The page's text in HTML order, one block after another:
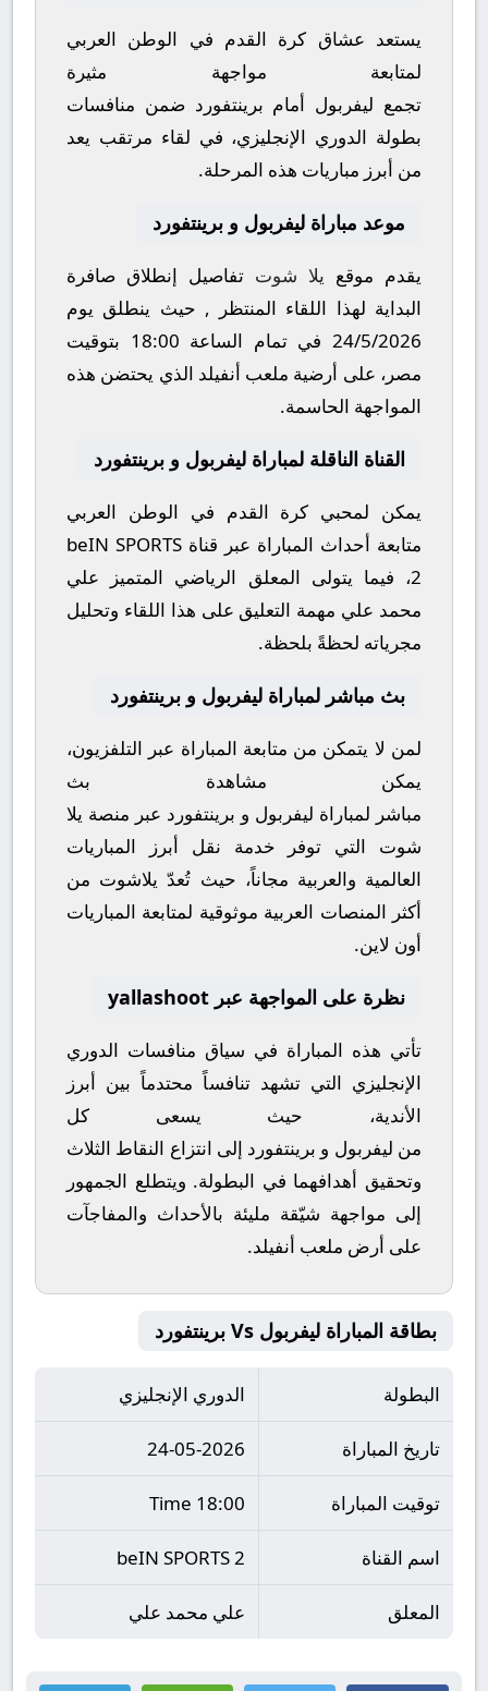
يستعد عشاق كرة القدم في الوطن العربي
لمتابعة مواجهة مثيرة
تجمع ليفربول أمام برينتفورد ضمن منافسات
بطولة الدوري الإنجليزي، في لقاء مرتقب يعد
من أبرز مباريات هذه المرحلة.
موعد مباراة ليفربول و برينتفورد
يقدم موقع يلا شوت تفاصيل إنطلاق صافرة
البداية لهذا اللقاء المنتظر , حيث ينطلق يوم
24/5/2026في تمام الساعة 18:00 بتوقيت
مصر، على أرضية ملعب أنفيلد الذي يحتضن هذه
المواجهة الحاسمة.
القناة الناقلة لمباراة ليفربول و برينتفورد
يمكن لمحبي كرة القدم في الوطن العربي
متابعة أحداث المباراة عبر قناة beIN SPORTS
2، فيما يتولى المعلق الرياضي المتميز علي
محمد علي مهمة التعليق على هذا اللقاء وتحليل
مجرياته لحظةً بلحظة.
بث مباشر لمباراة ليفربول و برينتفورد
لمن لا يتمكن من متابعة المباراة عبر التلفزيون،
يمكن مشاهدة بث
مباشر لمباراة ليفربول و برينتفورد عبر منصة يلا
شوت التي توفر خدمة نقل أبرز المباريات
العالمية والعربية مجاناً، حيث تُعدّ يلاشوت من
أكثر المنصات العربية موثوقية لمتابعة المباريات
أون لاين.
نظرة على المواجهة عبر yallashoot
تأتي هذه المباراة في سياق منافسات الدوري
الإنجليزي التي تشهد تنافساً محتدماً بين أبرز
الأندية، حيث يسعى كل
من ليفربول و برينتفورد إلى انتزاع النقاط الثلاث
وتحقيق أهدافهما في البطولة. ويتطلع الجمهور
إلى مواجهة شيّقة مليئة بالأحداث والمفاجآت
على أرض ملعب أنفيلد.
بطاقة المباراة ليفربول Vs برينتفورد
البطولة الدوري الإنجليزي
تاريخ المباراة 24-05-2026
توقيت المباراة 18:00 Time
اسم القناة beIN SPORTS 2
المعلق علي محمد علي